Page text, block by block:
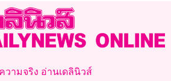
วามจริง อ่านเดลินิวส์